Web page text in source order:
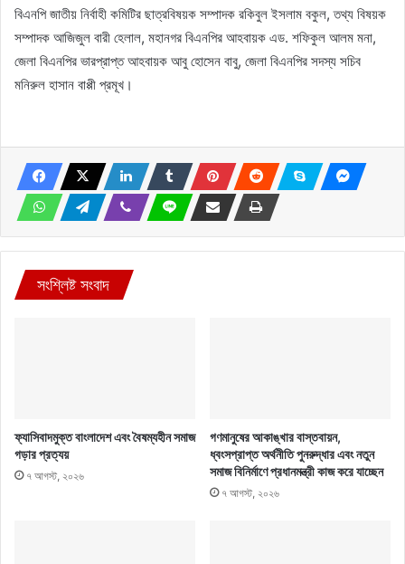
বিএনপি জাতীয় নির্বাহী কমিটির ছাত্রবিষয়ক সম্পাদক রকিবুল ইসলাম বকুল, তথ্য বিষয়ক
সম্পাদক আজিজুল বারী হেলাল, মহানগর বিএনপির আহবায়ক এড. শফিকুল আলম মনা,
জেলা বিএনপির ভারপ্রাপ্ত আহবায়ক আবু হোসেন বাবু, জেলা বিএনপির সদস্য সচিব
মনিরুল হাসান বাপ্পী প্রমূখ।
সংশ্লিষ্ট সংবাদ
ফ্যাসিবাদমুক্ত বাংলাদেশ এবং বৈষম্যহীন সমাজ
গড়ার প্রত্যয়
৭ আগস্ট, ২০২৬
গণমানুষের আকাঙ্খার বাস্তবায়ন,
ধ্বংসপ্রাপ্ত অর্থনীতি পুনরুদ্ধার এবং নতুন
সমাজ বিনির্মাণে প্রধানমন্ত্রী কাজ করে যাচ্ছেন
৭ আগস্ট, ২০২৬